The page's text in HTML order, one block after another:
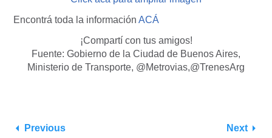
Encontrá toda la información ACÁ
¡Compartí con tus amigos!
Fuente: Gobierno de la Ciudad de Buenos Aires,
Ministerio de Transporte, @Metrovias,@TrenesArg
Previous Next